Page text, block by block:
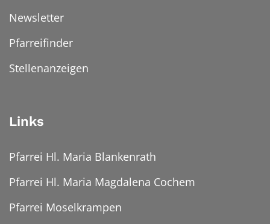
Newsletter
Pfarreifinder
Stellenanzeigen
Links
Pfarrei Hl. Maria Blankenrath
Pfarrei Hl. Maria Magdalena Cochem
Pfarrei Moselkrampen